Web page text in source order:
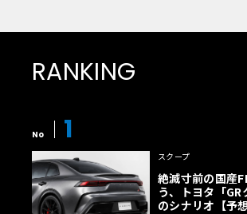
RANKING
No 1
スクープ
絶滅寸前の国産
う、トヨタ「GR
のシナリオ【予想